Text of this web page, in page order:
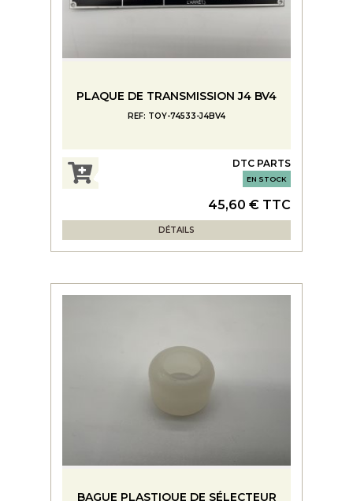
PLAQUE DE TRANSMISSION J4 BV4
REF: TOY-74533-J4BV4
DTC PARTS
EN STOCK
45,60 € TTC
DÉTAILS
BAGUE PLASTIQUE DE SÉLECTEUR